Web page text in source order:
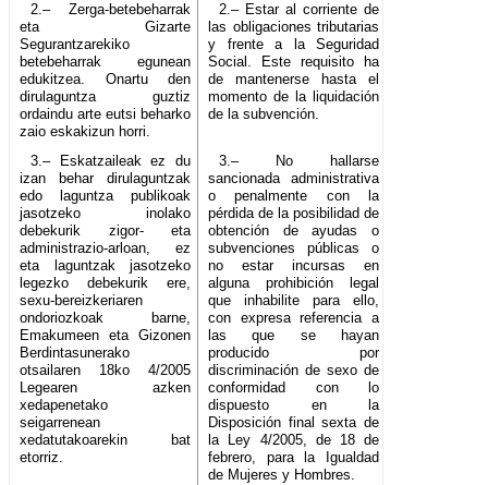
2.– Zerga-betebeharrak
eta Gizarte
Segurantzarekiko
betebeharrak egunean
edukitzea. Onartu den
dirulaguntza guztiz
ordaindu arte eutsi beharko
zaio eskakizun horri.
2.– Estar al corriente de
las obligaciones tributarias
y frente a la Seguridad
Social. Este requisito ha
de mantenerse hasta el
momento de la liquidación
de la subvención.
3.– Eskatzaileak ez du
izan behar dirulaguntzak
edo laguntza publikoak
jasotzeko inolako
debekurik zigor- eta
administrazio-arloan, ez
eta laguntzak jasotzeko
legezko debekurik ere,
sexu-bereizkeriaren
ondoriozkoak barne,
Emakumeen eta Gizonen
Berdintasunerako
otsailaren 18ko 4/2005
Legearen azken
xedapenetako
seigarrenean
xedatutakoarekin bat
etorriz.
3.– No hallarse
sancionada administrativa
o penalmente con la
pérdida de la posibilidad de
obtención de ayudas o
subvenciones públicas o
no estar incursas en
alguna prohibición legal
que inhabilite para ello,
con expresa referencia a
las que se hayan
producido por
discriminación de sexo de
conformidad con lo
dispuesto en la
Disposición final sexta de
la Ley 4/2005, de 18 de
febrero, para la Igualdad
de Mujeres y Hombres.